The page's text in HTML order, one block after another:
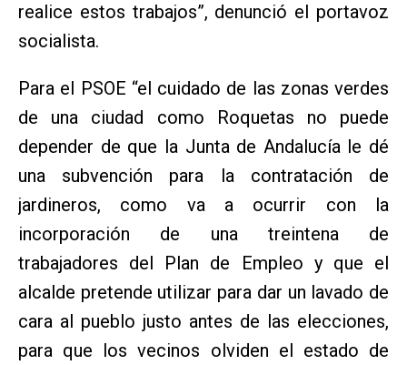
realice estos trabajos”, denunció el portavoz
socialista.
Para el PSOE “el cuidado de las zonas verdes
de una ciudad como Roquetas no puede
depender de que la Junta de Andalucía le dé
una subvención para la contratación de
jardineros, como va a ocurrir con la
incorporación de una treintena de
trabajadores del Plan de Empleo y que el
alcalde pretende utilizar para dar un lavado de
cara al pueblo justo antes de las elecciones,
para que los vecinos olviden el estado de